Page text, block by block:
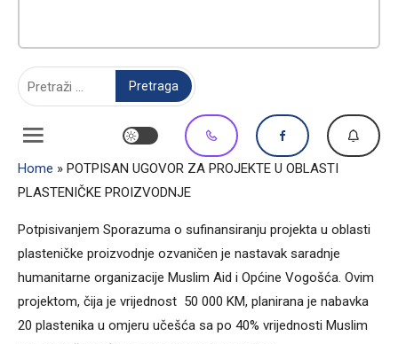
Home » POTPISAN UGOVOR ZA PROJEKTE U OBLASTI
PLASTENIČKE PROIZVODNJE
Potpisivanjem Sporazuma o sufinansiranju projekta u oblasti
plasteničke proizvodnje ozvaničen je nastavak saradnje
humanitarne organizacije Muslim Aid i Općine Vogošća. Ovim
projektom, čija je vrijednost 50 000 KM, planirana je nabavka
20 plastenika u omjeru učešća sa po 40% vrijednosti Muslim